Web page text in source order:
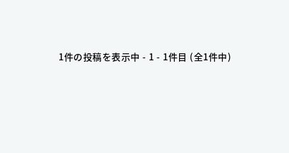
1件の投稿を表示中 - 1 - 1件目 (全1件中)